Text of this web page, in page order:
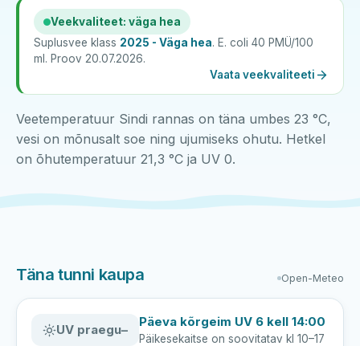
Veekvaliteet: väga hea
Suplusvee klass 2025 - Väga hea. E. coli 40 PMÜ/100
ml. Proov 20.07.2026.
Vaata veekvaliteeti
Veetemperatuur Sindi rannas on täna umbes 23 °C,
vesi on mõnusalt soe ning ujumiseks ohutu. Hetkel
on õhutemperatuur 21,3 °C ja UV 0.
Täna tunni kaupa Open-Meteo
UV praegu–
Päeva kõrgeim UV 6 kell 14:00
Päikesekaitse on soovitatav kl 10–17